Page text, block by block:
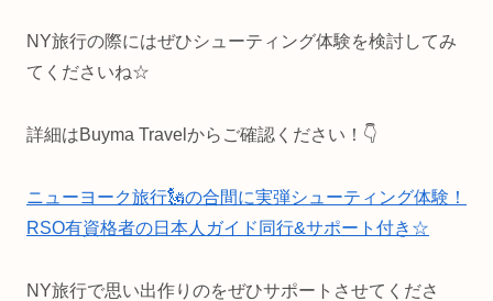
NY旅行の際にはぜひシューティング体験を検討してみ
てくださいね☆
詳細はBuyma Travelからご確認ください！👇
ニューヨーク旅行🗽の合間に実弾シューティング体験！
RSO有資格者の日本人ガイド同行&サポート付き☆
NY旅行で思い出作りのをぜひサポートさせてくださ